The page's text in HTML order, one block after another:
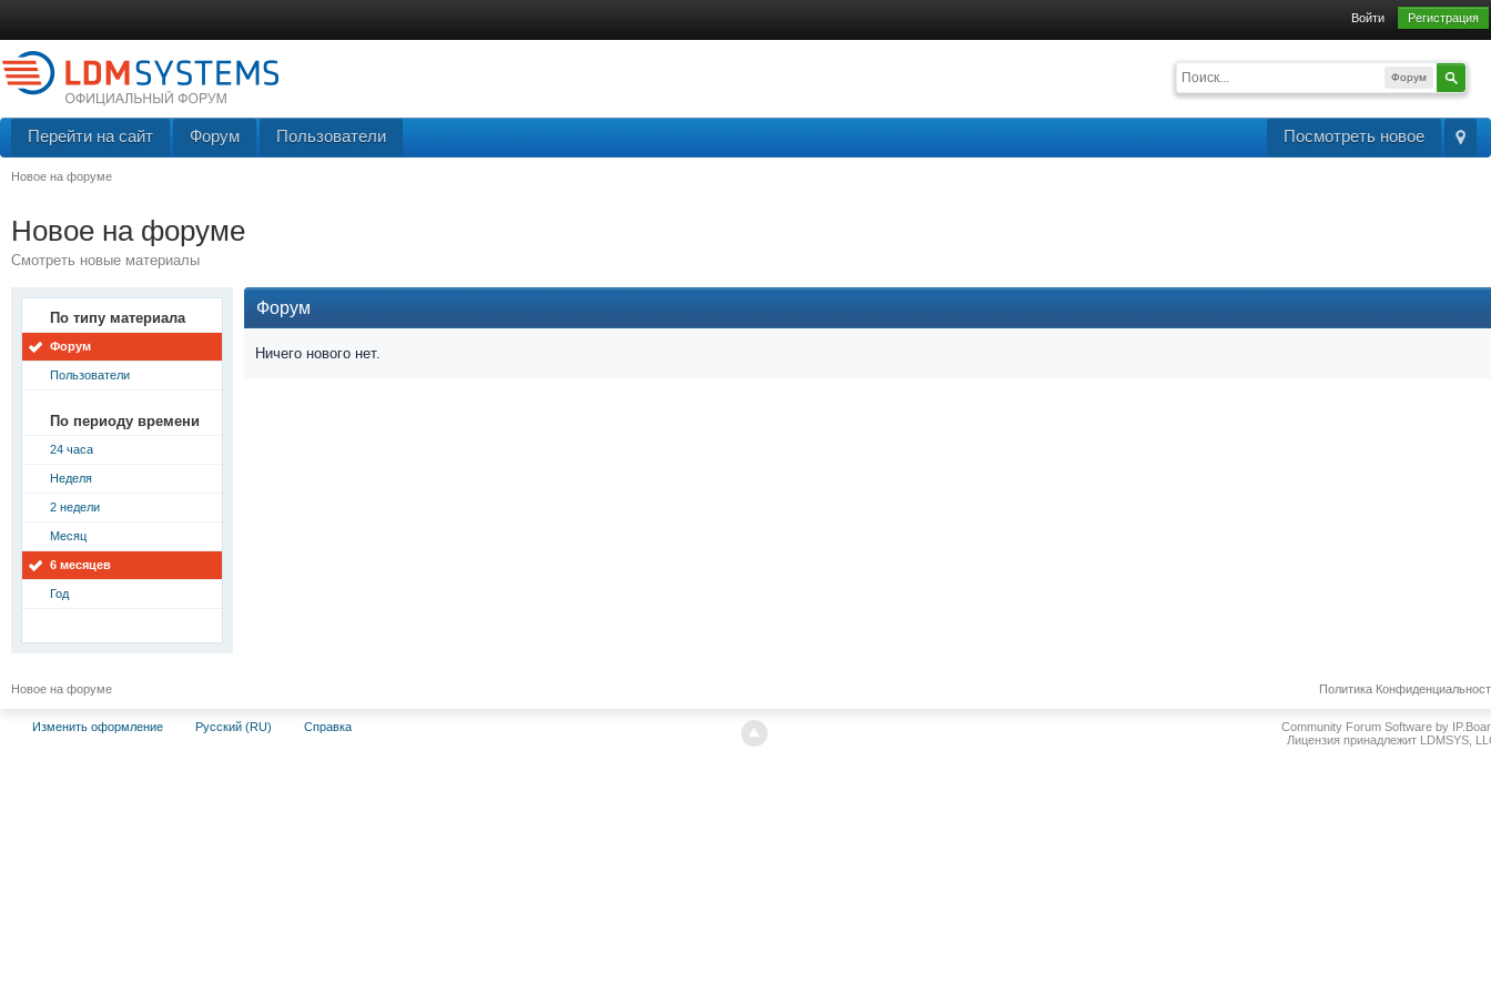
Войти Регистрация
Форум
Посмотреть новое
Перейти на сайт Форум Пользователи
Новое на форуме
Новое на форуме
Смотреть новые материалы
По типу материала
Форум
Пользователи
По периоду времени
24 часа
Неделя
2 недели
Месяц
6 месяцев
Год
Форум
Ничего нового нет.
Новое на форуме Политика
Изменить оформление Русский (RU) Справка
Community Forum Software by
Лицензия принадлежит LDMSYS,